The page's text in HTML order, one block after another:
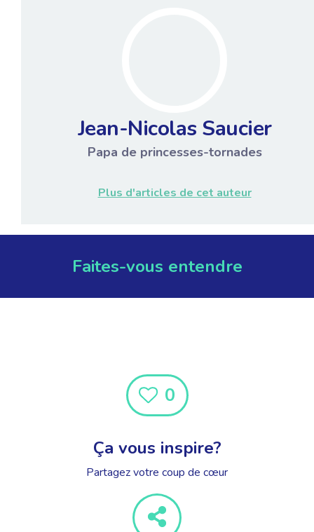
Jean-Nicolas Saucier
Papa de princesses-tornades
Plus d'articles de cet auteur
Faites-vous entendre
0
Ça vous inspire?
Partagez votre coup de cœur